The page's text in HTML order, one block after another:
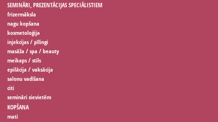
SEMINĀRI, PREZENTĀCIJAS SPECIĀLISTIEM
frizermāksla
nagu kopšana
kosmetoloģija
injekcijas / pīlingi
masāža / spa / beauty
meikaps / stils
epilācija / vaksācija
salonu vadīšana
citi
semināri sievietēm
KOPŠANA
mati